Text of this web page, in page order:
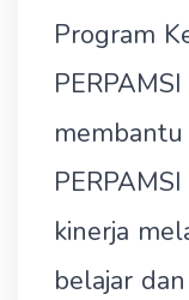
Program
kinerja
belajar